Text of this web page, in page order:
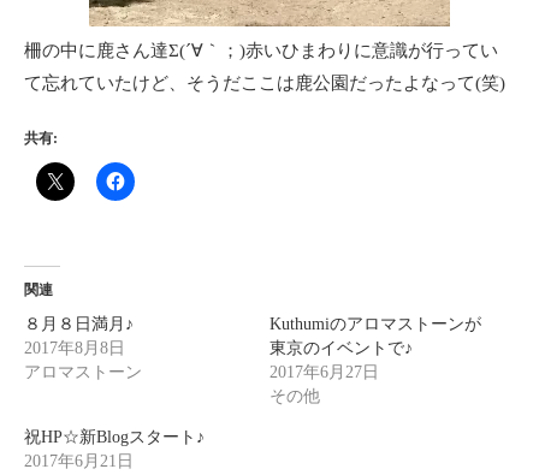
柵の中に鹿さん達Σ(´∀｀；)赤いひまわりに意識が行ってい
て忘れていたけど、そうだここは鹿公園だったよなって(笑)
共有:
関連
８月８日満月♪
2017年8月8日
アロマストーン
Kuthumiのアロマストーンが
東京のイベントで♪
2017年6月27日
その他
祝HP☆新Blogスタート♪
2017年6月21日